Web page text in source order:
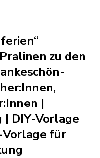
zu den
|
DIY-Vorlage
Vorlage für